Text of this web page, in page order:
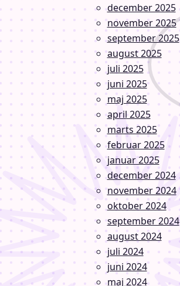
december 2025
november 2025
september 2025
august 2025
juli 2025
juni 2025
maj 2025
april 2025
marts 2025
februar 2025
januar 2025
december 2024
november 2024
oktober 2024
september 2024
august 2024
juli 2024
juni 2024
maj 2024